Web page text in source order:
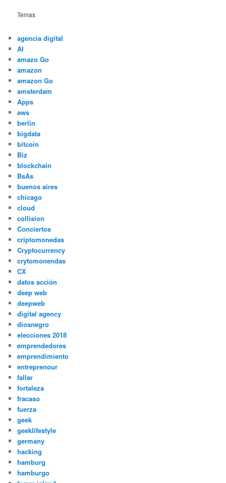
Temas
agencia digital
AI
amazo Go
amazon
amazon Go
amsterdam
Apps
aws
berlin
bigdata
bitcoin
Biz
blockchain
BsAs
buenos aires
chicago
cloud
collision
Conciertos
criptomonedas
Cryptocurrency
crytomonendas
CX
datos acción
deep web
deepweb
digital agency
diosnegro
elecciones 2018
emprendedores
emprendimiento
entreprenour
fallar
fortaleza
fracaso
fuerza
geek
geeklifestyle
germany
hacking
hamburg
hamburgo